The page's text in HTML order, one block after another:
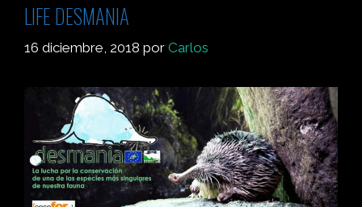
LIFE DESMANIA
16 diciembre, 2018 por Carlos